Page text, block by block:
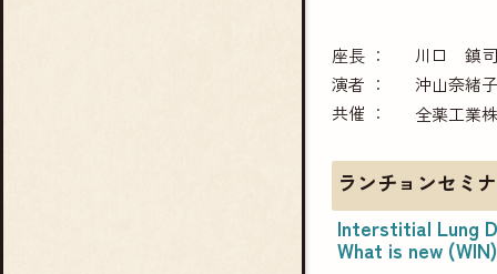
座長
川口 鎮司
演者
沖山奈緒子
共催
全薬工業
ランチョンセミ
Interstitial Lung
What is new (WIN)